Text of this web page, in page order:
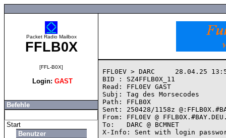
Packet Radio Mailbox
FFLB0X
[FFL-B0X]
Login: GAST
Befehle
Start
Benutzer
FFL0EV > DARC     28.04.25
BID : SZ4FFLB0X_11
Read: FFL0EV GAST
Subj: Tag des Morsecodes
Path: FFLB0X
Sent: 250428/1158z
From: FFL0EV @
To:   DARC @ BCMNET
X-Info: Sent with login